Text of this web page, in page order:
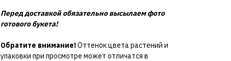
Перед доставкой обязательно высылаем фото
готового букета!
Обратите внимание!Оттенок цвета растений и
упаковки при просмотре может отличатся в